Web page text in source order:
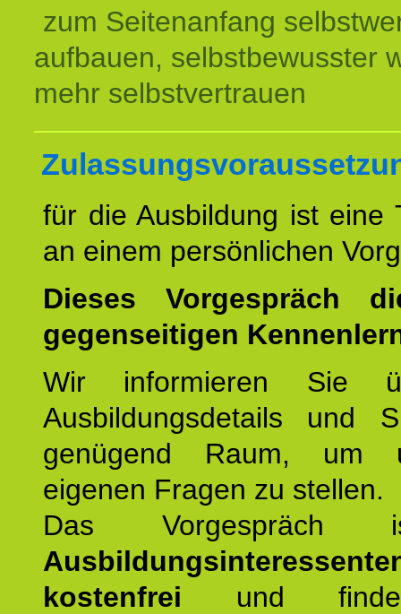
zum Seitenanfang
aufbauen, selbstbewusster
mehr selbstvertrauen
für die Ausbildung ist eine
an einem persönlichen
Dieses Vorgespräch
gegenseitigen
Wir informieren Sie
Ausbildungsdetails und
genügend Raum, um
eigenen Fragen zu stellen.
Das
kostenfrei und